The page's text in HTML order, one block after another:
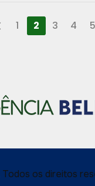
1 2 3 4 5
os direitos